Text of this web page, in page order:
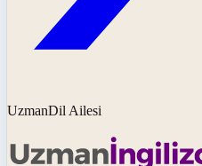
UzmanDil Ailesi